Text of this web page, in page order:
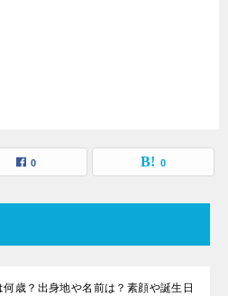
0 0
何歳？出身地や名前は？素顔や誕生日